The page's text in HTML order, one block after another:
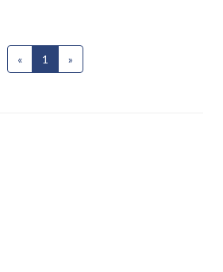
« 1 (current)
»